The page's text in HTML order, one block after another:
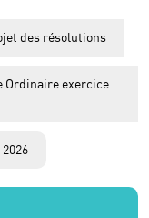
des résolutions
Ordinaire exercice